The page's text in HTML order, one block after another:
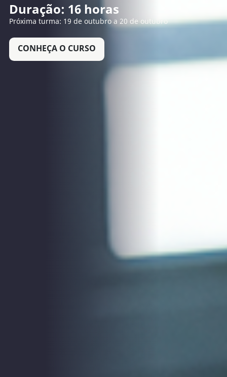
Duração: 16 horas
Próxima turma: 19 de outubro a 20 de outubro
CONHEÇA O CURSO